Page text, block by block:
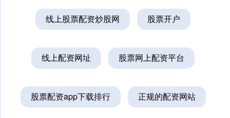
线上股票配资炒股网 股票开户
线上配资网址 股票网上配资平台
股票配资app下载排行 正规的配资网站